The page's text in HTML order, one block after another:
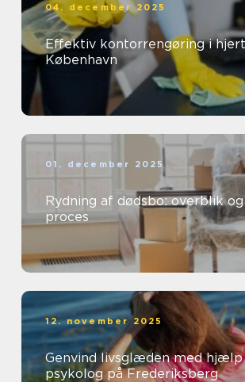
04. december 2025
Effektiv kontorrengøring i
København
01. december 2025
Rydning af dødsbo: overblik
proces
12. november 2025
Genvind livsglæden med
psykolog på Frederiksberg